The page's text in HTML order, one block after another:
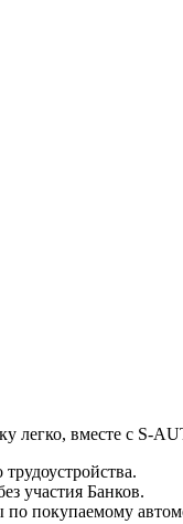
легко, вместе с S-
участия Банков.
покупаемому